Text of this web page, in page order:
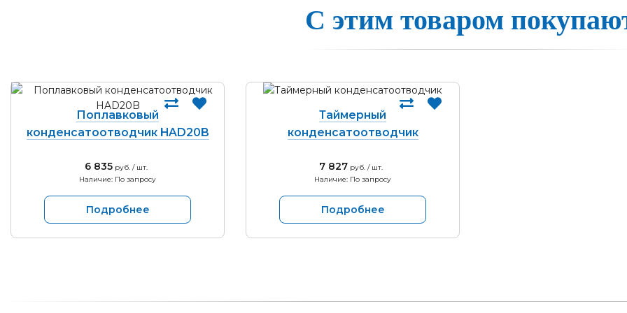
С этим товаром
Поплавковый
конденсатоотводчик HAD20B
6 835руб. / шт.
Наличие: По запросу
Подробнее
Таймерный
конденсатоотводчик
7 827 руб. / шт.
Наличие: По запросу
Подробнее